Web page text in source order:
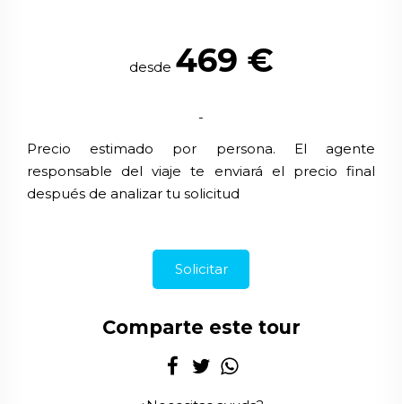
desde 469 €
-
Precio estimado por persona. El agente
responsable del viaje te enviará el precio final
después de analizar tu solicitud
Solicitar
Comparte este tour